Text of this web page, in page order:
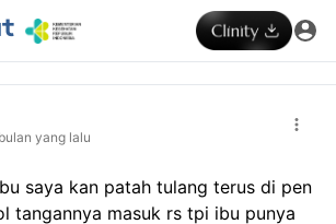
yang lalu
saya kan patah tulang terus di pen
tangannya masuk rs tpi ibu punya